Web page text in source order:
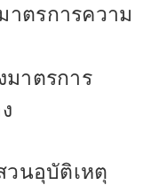
ตรการความ
มาตรการ
วนอุบัติเหตุ